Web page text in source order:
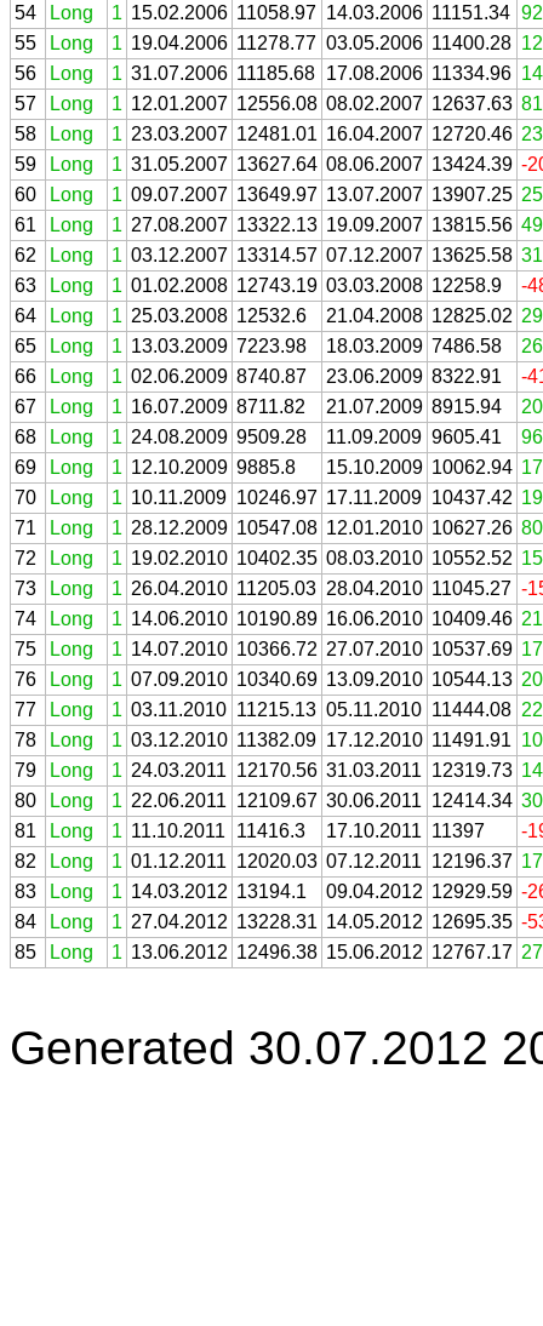
54
Long 1 15.02.2006 11058.97 14.03.2006 11151.34
55
Long 1 19.04.2006 11278.77 03.05.2006 11400.28
56
Long 1 31.07.2006 11185.68 17.08.2006 11334.96
57
Long 1 12.01.2007 12556.08 08.02.2007 12637.63
58
Long 1 23.03.2007 12481.01 16.04.2007 12720.46
59
Long 1 31.05.2007 13627.64 08.06.2007 13424.39 -
60
Long 1 09.07.2007 13649.97 13.07.2007 13907.25
61
Long 1 27.08.2007 13322.13 19.09.2007 13815.56
62
Long 1 03.12.2007 13314.57 07.12.2007 13625.58
63
Long 1 01.02.2008 12743.19 03.03.2008 12258.9
-
64
Long 1 25.03.2008 12532.6 21.04.2008 12825.02
65
Long 1 13.03.2009 7223.98 18.03.2009 7486.58
66
Long 1 02.06.2009 8740.87 23.06.2009 8322.91
-
67
Long 1 16.07.2009 8711.82 21.07.2009 8915.94
68
Long 1 24.08.2009 9509.28 11.09.2009 9605.41
69
Long 1 12.10.2009 9885.8 15.10.2009 10062.94
70
Long 1 10.11.2009 10246.97 17.11.2009 10437.42
71
Long 1 28.12.2009 10547.08 12.01.2010 10627.26
72
Long 1 19.02.2010 10402.35 08.03.2010 10552.52
73
Long 1 26.04.2010 11205.03 28.04.2010 11045.27 -
74
Long 1 14.06.2010 10190.89 16.06.2010 10409.46
75
Long 1 14.07.2010 10366.72 27.07.2010 10537.69
76
Long 1 07.09.2010 10340.69 13.09.2010 10544.13
77
Long 1 03.11.2010 11215.13 05.11.2010 11444.08
78
Long 1 03.12.2010 11382.09 17.12.2010 11491.91
79
Long 1 24.03.2011 12170.56 31.03.2011 12319.73
80
Long 1 22.06.2011 12109.67 30.06.2011 12414.34
81
Long 1 11.10.2011 11416.3 17.10.2011 11397
-
82
Long 1 01.12.2011 12020.03 07.12.2011 12196.37
83
Long 1 14.03.2012 13194.1 09.04.2012 12929.59 -
84
Long 1 27.04.2012 13228.31 14.05.2012 12695.35 -
85
Long 1 13.06.2012 12496.38 15.06.2012 12767.17
Generated 30.07.2012